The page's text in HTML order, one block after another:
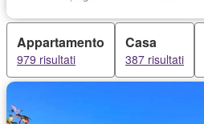
Appartamento
979 risultati
Casa
387 risultati